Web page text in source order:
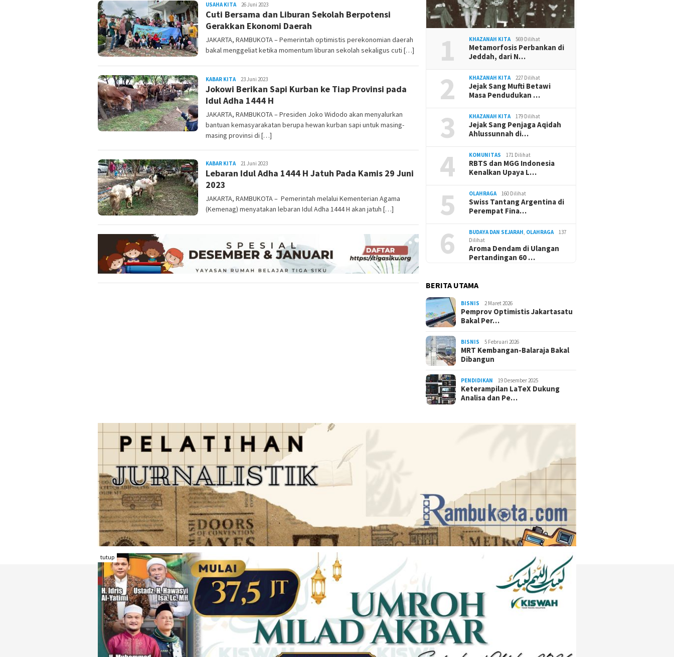
USAHA KITAREDAKSI
RAMBUKOTA
26 Juni 2023
Cuti Bersama dan Liburan Sekolah Berpotensi
Gerakkan Ekonomi Daerah
JAKARTA, RAMBUKOTA – Pemerintah optimistis perekonomian daerah
bakal menggeliat ketika momentum liburan sekolah sekaligus cuti […]
KABAR KITAREDAKSI
RAMBUKOTA
23 Juni 2023
Jokowi Berikan Sapi Kurban ke Tiap Provinsi pada
Idul Adha 1444 H
JAKARTA, RAMBUKOTA – Presiden Joko Widodo akan menyalurkan
bantuan kemasyarakatan berupa hewan kurban sapi untuk masing-
masing provinsi di […]
KABAR KITAREDAKSI
RAMBUKOTA
21 Juni 2023
Lebaran Idul Adha 1444 H Jatuh Pada Kamis 29 Juni
2023
JAKARTA, RAMBUKOTA – Pemerintah melalui Kementerian Agama
(Kemenag) menyatakan lebaran Idul Adha 1444 H akan jatuh […]
1 KHAZANAH KITA 569 Dilihat
Metamorfosis Perbankan di
Jeddah, dari N…
2 KHAZANAH KITA 227 Dilihat
Jejak Sang Mufti Betawi
Masa Pendudukan …
3 KHAZANAH KITA 179 Dilihat
Jejak Sang Penjaga Aqidah
Ahlussunnah di…
4 KOMUNITAS 171 Dilihat
RBTS dan MGG Indonesia
Kenalkan Upaya L…
5 OLAHRAGA 160 Dilihat
Swiss Tantang Argentina di
Perempat Fina…
6 BUDAYA DAN SEJARAH OLAHRAGA
137
Dilihat
Aroma Dendam di Ulangan
Pertandingan 60 …
BERITA UTAMA
BISNIS 2 Maret 2026
Pemprov Optimistis Jakartasatu
Bakal Per…
BISNIS 5 Februari 2026
MRT Kembangan-Balaraja Bakal
Dibangun
PENDIDIKAN 19 Desember 2025
Keterampilan LaTeX Dukung
Analisa dan Pe…
TENTANG RAMBU KOTA REDAKSI
DISCLAIMER
KONTAK KAMI
FORM PENGADUAN
PEDOMAN MEDIA SIBER
KARIR
JARINGAN SOCIAL
Facebook Twitter
Instagram
Linkedin
Youtube
tutup